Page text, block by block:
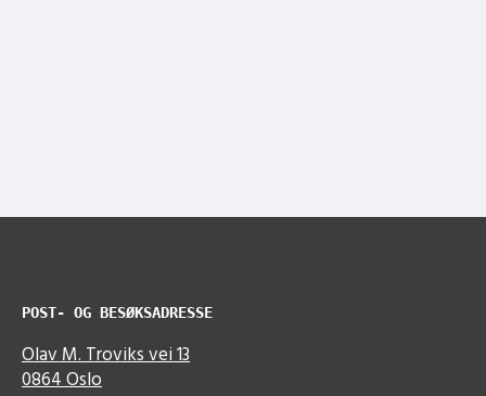
POST- OG BESØKSADRESSE
Olav M. Troviks vei 13
0864 Oslo